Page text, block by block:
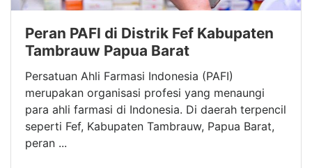
Peran PAFI di Distrik Fef Kabupaten
Tambrauw Papua Barat
Persatuan Ahli Farmasi Indonesia (PAFI)
merupakan organisasi profesi yang menaungi
para ahli farmasi di Indonesia. Di daerah terpencil
seperti Fef, Kabupaten Tambrauw, Papua Barat,
peran ...